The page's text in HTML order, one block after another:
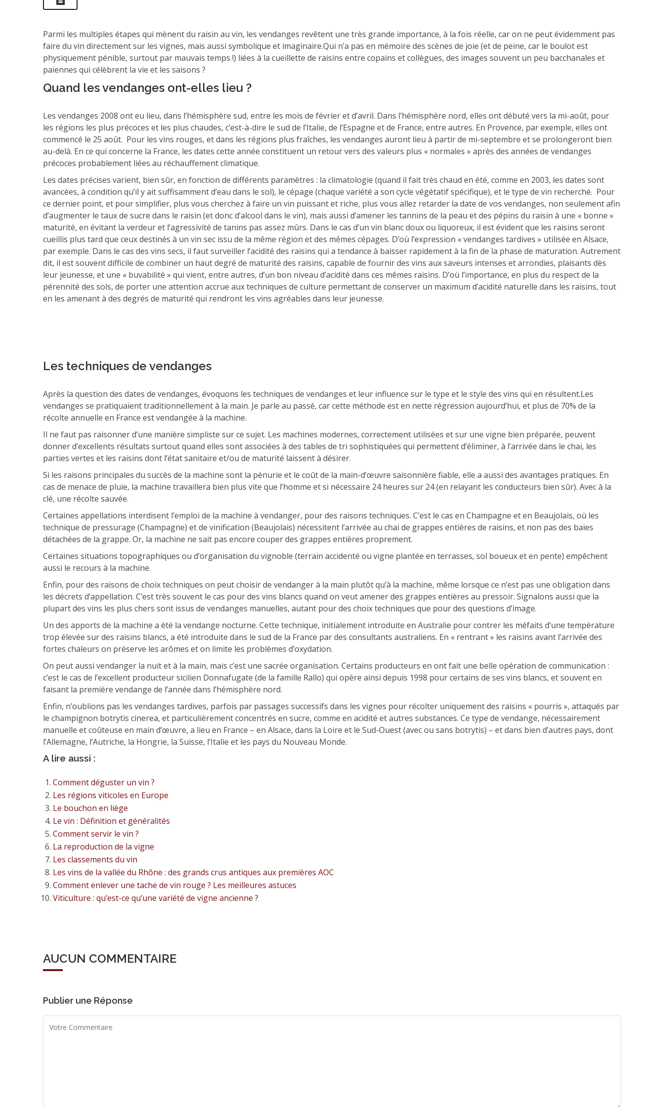
Parmi les multiples étapes qui mènent du raisin au vin, les vendanges revêtent une très grande importance, à la fois réelle, car on ne peut évidemment pas
faire du vin directement sur les vignes, mais aussi symbolique et imaginaire.Qui n’a pas en mémoire des scènes de joie (et de peine, car le boulot est
physiquement pénible, surtout par mauvais temps !) liées à la cueillette de raisins entre copains et collègues, des images souvent un peu bacchanales et
païennes qui célèbrent la vie et les saisons ?
Quand les vendanges ont-elles lieu ?
Les vendanges 2008 ont eu lieu, dans l’hémisphère sud, entre les mois de février et d’avril. Dans l’hémisphère nord, elles ont débuté vers la mi-août, pour
les régions les plus précoces et les plus chaudes, c’est-à-dire le sud de l’Italie, de l’Espagne et de France, entre autres. En Provence, par exemple, elles ont
commencé le 25 août. Pour les vins rouges, et dans les régions plus fraîches, les vendanges auront lieu à partir de mi-septembre et se prolongeront bien
au-delà. En ce qui concerne la France, les dates cette année constituent un retour vers des valeurs plus « normales » après des années de vendanges
précoces probablement liées au réchauffement climatique.
Les dates précises varient, bien sûr, en fonction de différents paramètres : la climatologie (quand il fait très chaud en été, comme en 2003, les dates sont
avancées, à condition qu’il y ait suffisamment d’eau dans le sol), le cépage (chaque variété a son cycle végétatif spécifique), et le type de vin recherché. Pour
ce dernier point, et pour simplifier, plus vous cherchez à faire un vin puissant et riche, plus vous allez retarder la date de vos vendanges, non seulement afin
d’augmenter le taux de sucre dans le raisin (et donc d’alcool dans le vin), mais aussi d’amener les tannins de la peau et des pépins du raisin à une « bonne »
maturité, en évitant la verdeur et l’agressivité de tanins pas assez mûrs. Dans le cas d’un vin blanc doux ou liquoreux, il est évident que les raisins seront
cueillis plus tard que ceux destinés à un vin sec issu de la même région et des mêmes cépages. D’où l’expression « vendanges tardives » utilisée en Alsace,
par exemple. Dans le cas des vins secs, il faut surveiller l’acidité des raisins qui a tendance à baisser rapidement à la fin de la phase de maturation. Autrement
dit, il est souvent difficile de combiner un haut degré de maturité des raisins, capable de fournir des vins aux saveurs intenses et arrondies, plaisants dès
leur jeunesse, et une « buvabilité » qui vient, entre autres, d’un bon niveau d’acidité dans ces mêmes raisins. D’où l’importance, en plus du respect de la
pérennité des sols, de porter une attention accrue aux techniques de culture permettant de conserver un maximum d’acidité naturelle dans les raisins, tout
en les amenant à des degrés de maturité qui rendront les vins agréables dans leur jeunesse.
Les techniques de vendanges
Après la question des dates de vendanges, évoquons les techniques de vendanges et leur influence sur le type et le style des vins qui en résultent.Les
vendanges se pratiquaient traditionnellement à la main. Je parle au passé, car cette méthode est en nette régression aujourd’hui, et plus de 70% de la
récolte annuelle en France est vendangée à la machine.
Il ne faut pas raisonner d’une manière simpliste sur ce sujet. Les machines modernes, correctement utilisées et sur une vigne bien préparée, peuvent
donner d’excellents résultats surtout quand elles sont associées à des tables de tri sophistiquées qui permettent d’éliminer, à l’arrivée dans le chai, les
parties vertes et les raisins dont l’état sanitaire et/ou de maturité laissent à désirer.
Si les raisons principales du succès de la machine sont la pénurie et le coût de la main-d’œuvre saisonnière fiable, elle a aussi des avantages pratiques. En
cas de menace de pluie, la machine travaillera bien plus vite que l’homme et si nécessaire 24 heures sur 24 (en relayant les conducteurs bien sûr). Avec à la
clé, une récolte sauvée.
Certaines appellations interdisent l’emploi de la machine à vendanger, pour des raisons techniques. C’est le cas en Champagne et en Beaujolais, où les
technique de pressurage (Champagne) et de vinification (Beaujolais) nécessitent l’arrivée au chai de grappes entières de raisins, et non pas des baies
détachées de la grappe. Or, la machine ne sait pas encore couper des grappes entières proprement.
Certaines situations topographiques ou d’organisation du vignoble (terrain accidenté ou vigne plantée en terrasses, sol boueux et en pente) empêchent
aussi le recours à la machine.
Enfin, pour des raisons de choix techniques on peut choisir de vendanger à la main plutôt qu’à la machine, même lorsque ce n’est pas une obligation dans
les décrets d’appellation. C’est très souvent le cas pour des vins blancs quand on veut amener des grappes entières au pressoir. Signalons aussi que la
plupart des vins les plus chers sont issus de vendanges manuelles, autant pour des choix techniques que pour des questions d’image.
Un des apports de la machine a été la vendange nocturne. Cette technique, initialement introduite en Australie pour contrer les méfaits d’une température
trop élevée sur des raisins blancs, a été introduite dans le sud de la France par des consultants australiens. En « rentrant » les raisins avant l’arrivée des
fortes chaleurs on préserve les arômes et on limite les problèmes d’oxydation.
On peut aussi vendanger la nuit et à la main, mais c’est une sacrée organisation. Certains producteurs en ont fait une belle opération de communication :
c’est le cas de l’excellent producteur sicilien Donnafugate (de la famille Rallo) qui opère ainsi depuis 1998 pour certains de ses vins blancs, et souvent en
faisant la première vendange de l’année dans l’hémisphère nord.
Enfin, n’oublions pas les vendanges tardives, parfois par passages successifs dans les vignes pour récolter uniquement des raisins « pourris », attaqués par
le champignon botrytis cinerea, et particulièrement concentrés en sucre, comme en acidité et autres substances. Ce type de vendange, nécessairement
manuelle et coûteuse en main d’œuvre, a lieu en France – en Alsace, dans la Loire et le Sud-Ouest (avec ou sans botrytis) – et dans bien d’autres pays, dont
l’Allemagne, l’Autriche, la Hongrie, la Suisse, l’Italie et les pays du Nouveau Monde.
A lire aussi :
Comment déguster un vin ?
Les régions viticoles en Europe
Le bouchon en liège
Le vin : Définition et généralités
Comment servir le vin ?
La reproduction de la vigne
Les classements du vin
Les vins de la vallée du Rhône : des grands crus antiques aux premières AOC
Comment enlever une tache de vin rouge ? Les meilleures astuces
Viticulture : qu’est-ce qu’une variété de vigne ancienne ?
AUCUN COMMENTAIRE
Publier une Réponse